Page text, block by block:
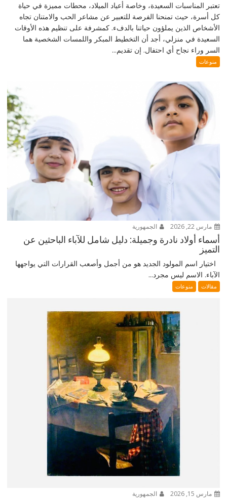
تعتبر المناسبات السعيدة، وخاصة أعياد الميلاد، محطات مميزة في حياة
كل أسرة، حيث تمنحنا الفرصة للتعبير عن مشاعر الحب والامتنان تجاه
الأشخاص الذين يملؤون حياتنا بالدفء. كمشرفة على تنظيم هذه الأوقات
السعيدة في منزلي، أجد أن التخطيط المبكر واللمسات الشخصية هما
السر وراء نجاح أي احتفال. إن تقديم...
منوعات
مارس 22, 2026 الجمهورية
أسماء أولاد نادرة وجميلة: دليل شامل للآباء الباحثين عن
التميز
اختيار اسم المولود الجديد هو من أجمل وأصعب القرارات التي يواجهها
الآباء. الاسم ليس مجرد...
مقالات منوعات
مارس 15, 2026 الجمهورية